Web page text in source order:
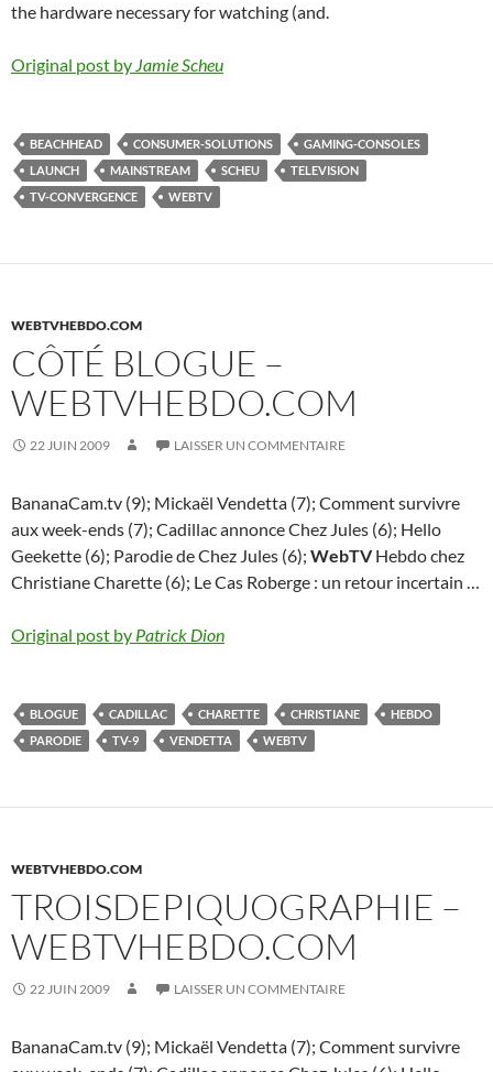
the hardware necessary for watching (and.
Original post by Jamie Scheu
BEACHHEAD CONSUMER-SOLUTIONS
GAMING-CONSOLES
LAUNCH
MAINSTREAM SCHEU
TELEVISION
TV-CONVERGENCE
WEBTV
WEBTVHEBDO.COM
CÔTÉ BLOGUE –
WEBTVHEBDO.COM
22 JUIN 2009 LAISSER UN COMMENTAIRE
BananaCam.tv (9); Mickaël Vendetta (7); Comment survivre
aux week-ends (7); Cadillac annonce Chez Jules (6); Hello
Geekette (6); Parodie de Chez Jules (6); WebTVHebdo chez
Christiane Charette (6); Le Cas Roberge : un retour incertain …
Original post by Patrick Dion
BLOGUE CADILLAC CHARETTE CHRISTIANE
HEBDO
PARODIE
TV-9 VENDETTA WEBTV
WEBTVHEBDO.COM
TROISDEPIQUOGRAPHIE –
WEBTVHEBDO.COM
22 JUIN 2009 LAISSER UN COMMENTAIRE
BananaCam.tv (9); Mickaël Vendetta (7); Comment survivre